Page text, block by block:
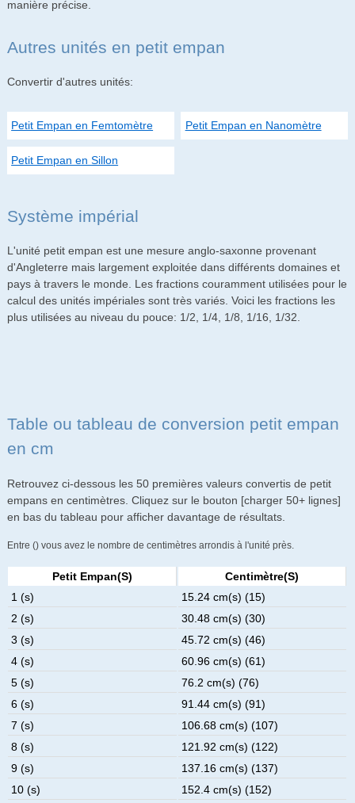
manière précise.
Autres unités en petit empan
Convertir d'autres unités:
Petit Empan en Femtomètre Petit Empan en Nanomètre
Petit Empan en Sillon
Système impérial
L'unité petit empan est une mesure anglo-saxonne provenant
d'Angleterre mais largement exploitée dans différents domaines et
pays à travers le monde. Les fractions couramment utilisées pour le
calcul des unités impériales sont très variés. Voici les fractions les
plus utilisées au niveau du pouce: 1/2, 1/4, 1/8, 1/16, 1/32.
Table ou tableau de conversion petit empan
en cm
Retrouvez ci-dessous les 50 premières valeurs convertis de petit
empans en centimètres. Cliquez sur le bouton [charger 50+ lignes]
en bas du tableau pour afficher davantage de résultats.
Entre () vous avez le nombre de centimètres arrondis à l'unité près.
Petit Empan(s)
Centimètre(s)
1 (s)
15.24 cm(s) (15)
2 (s)
30.48 cm(s) (30)
3 (s)
45.72 cm(s) (46)
4 (s)
60.96 cm(s) (61)
5 (s)
76.2 cm(s) (76)
6 (s)
91.44 cm(s) (91)
7 (s)
106.68 cm(s) (107)
8 (s)
121.92 cm(s) (122)
9 (s)
137.16 cm(s) (137)
10 (s)
152.4 cm(s) (152)